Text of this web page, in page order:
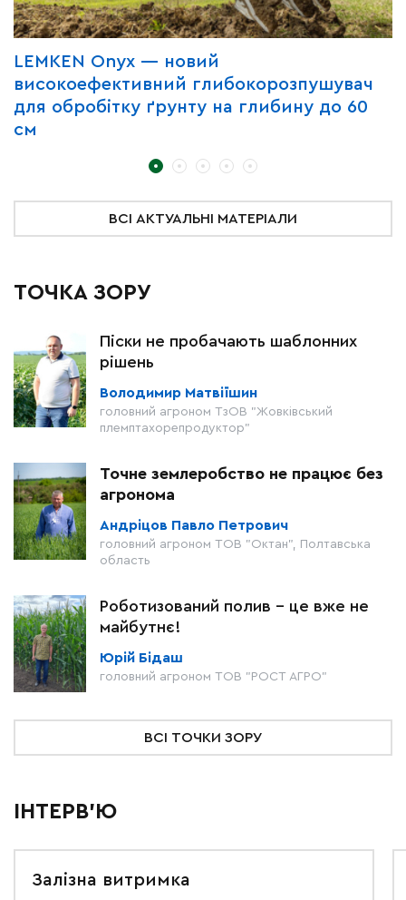
LEMKEN Onyx — новий
високоефективний глибокорозпушувач
для обробітку ґрунту на глибину до 60
см
ВСІ АКТУАЛЬНІ МАТЕРІАЛИ
ТОЧКА ЗОРУ
Піски не пробачають шаблонних
рішень
Володимир Матвіїшин
головний агроном ТзОВ "Жовківський
племптахорепродуктор"
Точне землеробство не працює без
агронома
Андріцов Павло Петрович
головний агроном ТОВ "Октан", Полтавська
область
Роботизований полив – це вже не
майбутнє!
Юрій Бідаш
головний агроном ТОВ "РОСТ АГРО"
ВСІ ТОЧКИ ЗОРУ
ІНТЕРВ'Ю
Залізна витримка